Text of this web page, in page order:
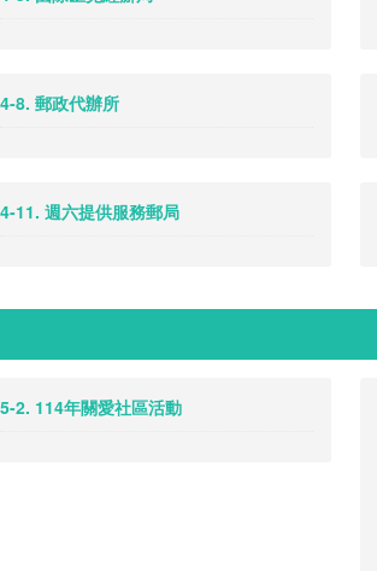
4-8. 郵政代辦所
4-11. 週六提供服務郵局
5-2. 114年關愛社區活動